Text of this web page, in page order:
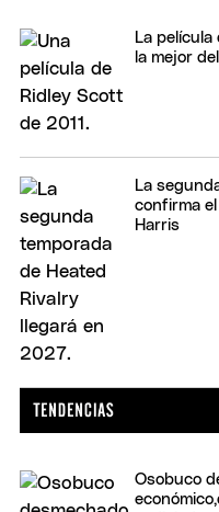
La
la mejor
La
confirma
Harris
Osobuco